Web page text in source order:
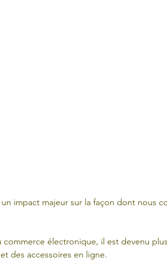
impact majeur sur la façon dont nous
commerce électronique, il est devenu
des accessoires en ligne.